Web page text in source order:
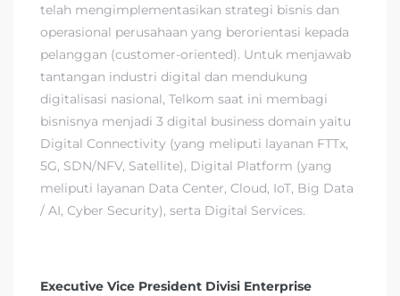
telah mengimplementasikan strategi bisnis dan
operasional perusahaan yang berorientasi kepada
pelanggan (customer-oriented). Untuk menjawab
tantangan industri digital dan mendukung
digitalisasi nasional, Telkom saat ini membagi
bisnisnya menjadi 3 digital business domain yaitu
Digital Connectivity (yang meliputi layanan FTTx,
5G, SDN/NFV, Satellite), Digital Platform (yang
meliputi layanan Data Center, Cloud, IoT, Big Data
/ AI, Cyber Security), serta Digital Services.
Executive Vice President Divisi Enterprise